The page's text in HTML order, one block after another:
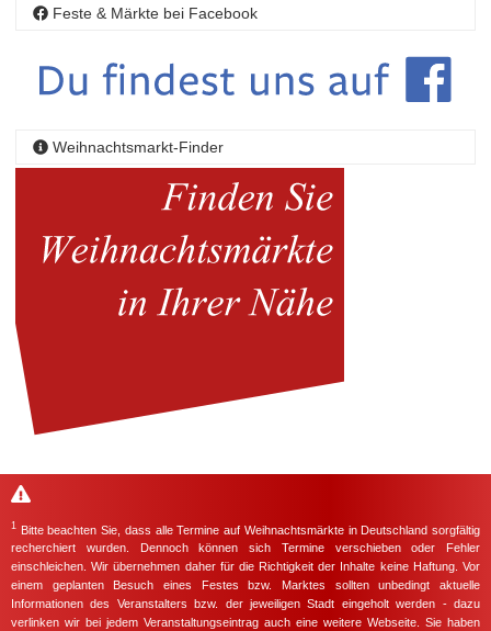
Feste & Märkte bei Facebook
Weihnachtsmarkt-Finder
1
Bitte beachten Sie, dass alle Termine auf Weihnachtsmärkte in Deutschland sorgfältig
recherchiert wurden. Dennoch können sich Termine verschieben oder Fehler
einschleichen. Wir übernehmen daher für die Richtigkeit der Inhalte keine Haftung. Vor
einem geplanten Besuch eines Festes bzw. Marktes sollten unbedingt aktuelle
Informationen des Veranstalters bzw. der jeweiligen Stadt eingeholt werden - dazu
verlinken wir bei jedem Veranstaltungseintrag auch eine weitere Webseite. Sie haben